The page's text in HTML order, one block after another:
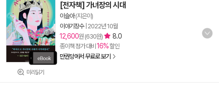
미리읽기
[전자책] 가녀장의 시대
이슬아(지은이)
이야기장수| 2022년 10월
12,600원 (630원) 8.0
종이책 정가 대비 16%할인
만권당에서 무료로 보기